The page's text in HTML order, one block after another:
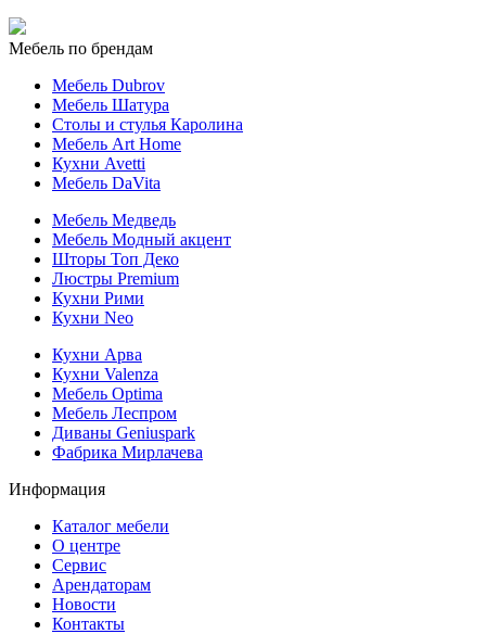
Мебель по брендам
Мебель Dubrov
Мебель Шатура
Столы и стулья Каролина
Мебель Art Home
Кухни Avetti
Мебель DaVita
Мебель Медведь
Мебель Модный акцент
Шторы Топ Деко
Люстры Premium
Кухни Рими
Кухни Neo
Кухни Арва
Кухни Valenza
Мебель Optima
Мебель Леспром
Диваны Geniuspark
Фабрика Мирлачева
Информация
Каталог мебели
О центре
Сервис
Арендаторам
Новости
Контакты